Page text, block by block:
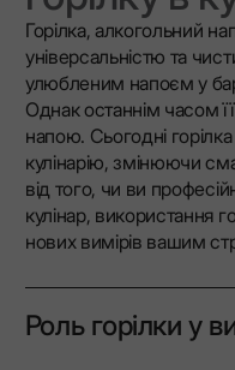
Горілка, алкогольний
універсальністю та
улюбленим напоєм у
Однак останнім часом
напою. Сьогодні
кулінарію, змінюючи
від того, чи ви
кулінар, використання
нових вимірів вашим
Роль горілки у